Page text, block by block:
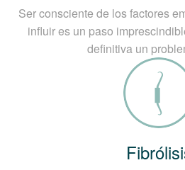
Ser consciente de los factores
influir es un paso
definitiva un